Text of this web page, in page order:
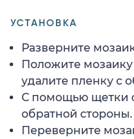
УСТАНОВКА
Разверните
Положите
удалите пленку с
С помощью щетки
обратной стороны.
Переверните